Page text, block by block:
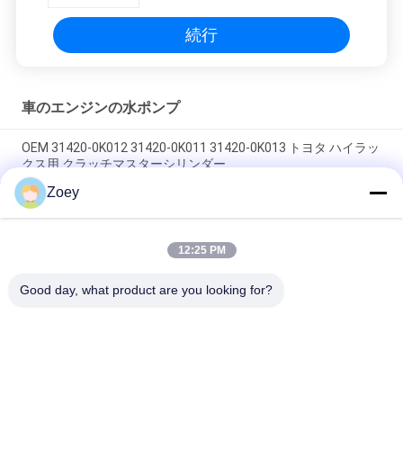
続行
車のエンジンの水ポンプ
OEM 31420-0K012 31420-0K011 31420-0K013 トヨタ ハイラッ
クス用 クラッチマスターシリンダー
OEM PQH500060 LR013506 LAND ROVER DISCOVERY 276DT
306DT 向けベルトテンショナー
OEM 12204-20040 12204-20020 12204-31030 トヨタ ハイラン
Zoey
12:25 PM
Good day, what product are you looking for?